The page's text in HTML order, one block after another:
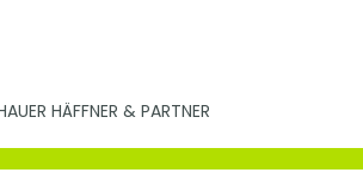
HÄFFNER & PARTNER